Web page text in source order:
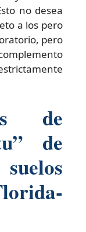
no desea
a los pero
pero
de
de